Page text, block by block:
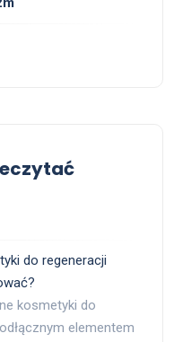
do regeneracji
kosmetyki do
elementem